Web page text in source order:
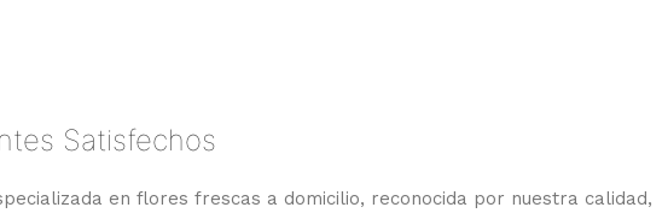
Satisfechos
en flores frescas a domicilio, reconocida por nuestra calidad,